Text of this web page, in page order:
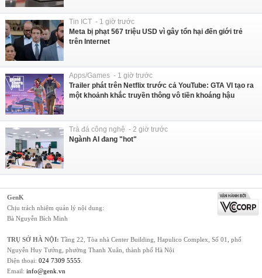
Tin ICT - 1 giờ trước
Meta bị phạt 567 triệu USD vì gây tổn hại đến giới trẻ
trên Internet
Apps/Games - 1 giờ trước
Trailer phát trên Netflix trước cả YouTube: GTA VI tạo ra
một khoảnh khắc truyền thông vô tiền khoáng hậu
Trà đá công nghệ - 2 giờ trước
Ngành AI đang "hot"
GenK
Chịu trách nhiệm quản lý nội dung:
Bà Nguyễn Bích Minh
TRỤ SỞ HÀ NỘI: Tầng 22, Tòa nhà Center Building, Hapulico Complex, Số 01, phố
Nguyễn Huy Tưởng, phường Thanh Xuân, thành phố Hà Nội
Điện thoại: 024 7309 5555
Email: info@genk.vn